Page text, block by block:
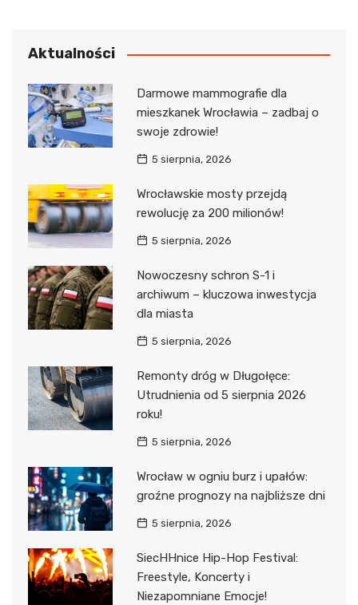
Aktualności
Darmowe mammografie dla
mieszkanek Wrocławia – zadbaj o
swoje zdrowie!
5 sierpnia, 2026
Wrocławskie mosty przejdą
rewolucję za 200 milionów!
5 sierpnia, 2026
Nowoczesny schron S-1 i
archiwum – kluczowa inwestycja
dla miasta
5 sierpnia, 2026
Remonty dróg w Długołęce:
Utrudnienia od 5 sierpnia 2026
roku!
5 sierpnia, 2026
Wrocław w ogniu burz i upałów:
groźne prognozy na najbliższe dni
5 sierpnia, 2026
SiecHHnice Hip-Hop Festival:
Freestyle, Koncerty i
Niezapomniane Emocje!